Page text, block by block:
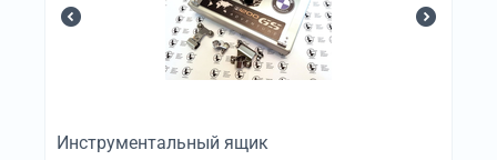
Инструментальный ящик